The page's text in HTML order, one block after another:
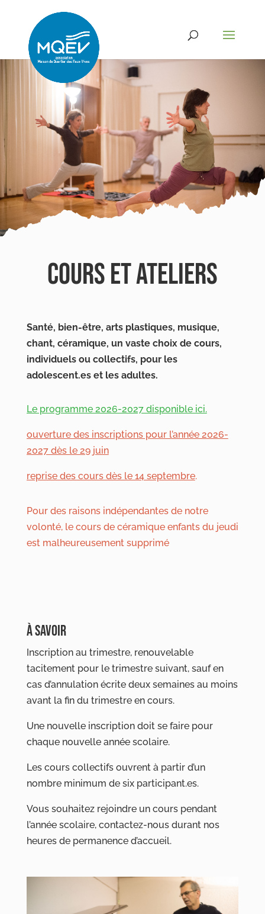
COURS ET ATELIERS
Santé, bien-être, arts plastiques, musique,
chant, céramique, un vaste choix de cours,
individuels ou collectifs, pour les
adolescent.es et les adultes.
Le programme 2026-2027 disponible ici.
ouverture des inscriptions pour l’année 2026-
2027 dès le 29 juin
reprise des cours dès le 14 septembre.
Pour des raisons indépendantes de notre
volonté, le cours de céramique enfants du jeudi
est malheureusement supprimé
À SAVOIR
Inscription au trimestre, renouvelable
tacitement pour le trimestre suivant, sauf en
cas d’annulation écrite deux semaines au moins
avant la fin du trimestre en cours.
Une nouvelle inscription doit se faire pour
chaque nouvelle année scolaire.
Les cours collectifs ouvrent à partir d’un
nombre minimum de six participant.es.
Vous souhaitez rejoindre un cours pendant
l’année scolaire, contactez-nous durant nos
heures de permanence d’accueil.